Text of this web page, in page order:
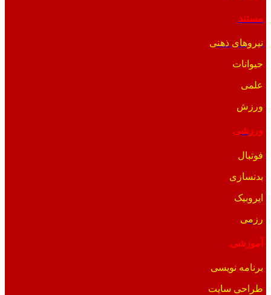
مستند
نیروهای ذهنی
حیوانات
علمی
ورزش
ورزشی
فوتبال
بدنسازی
ایروبیک
رزمی
آموزشی
برنامه نویسی
طراحی سایت